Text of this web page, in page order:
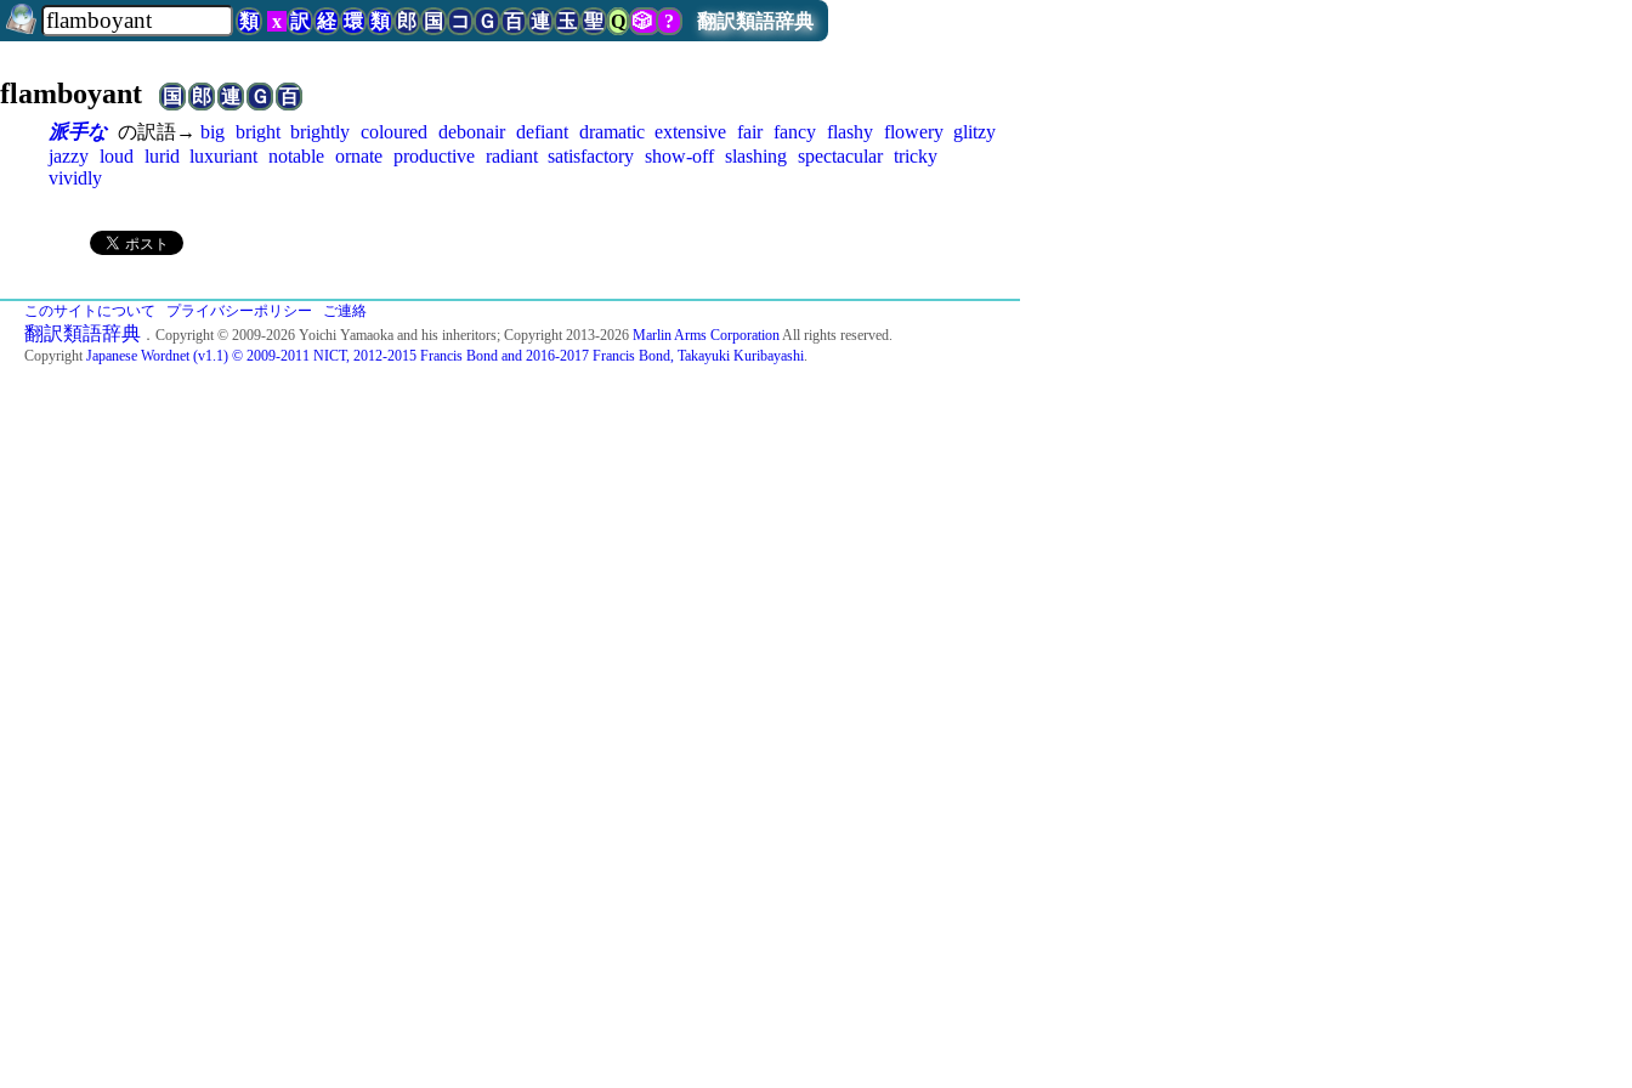
類 x 訳 経 環 類 郎 国 コ Ｇ 百 連 玉 聖 Q 🎲? 翻訳類語辞典
flamboyant国 郎 連 Ｇ 百
派手な の訳語→ big bright brightly coloured debonair defiant dramatic extensive fair fancy flashy flowery glitzy
jazzy loud lurid luxuriant notable ornate productive radiant satisfactory show-off slashing spectacular tricky
vividly
このサイトについて プライバシーポリシー ご連絡
翻訳類語辞典 ．Copyright © 2009-2026 Yoichi Yamaoka and his inheritors; Copyright 2013-2026 Marlin Arms CorporationAll rights reserved.
Copyright Japanese Wordnet (v1.1) © 2009-2011 NICT, 2012-2015 Francis Bond and 2016-2017 Francis Bond, Takayuki Kuribayashi.